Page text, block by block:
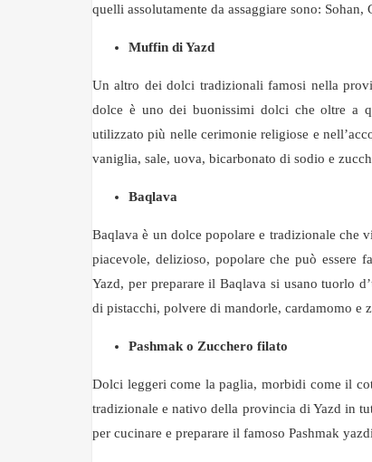
quelli assolutamente da assaggiare sono:
Muffin di Yazd
Un altro dei dolci tradizionali famosi nella
dolce è uno dei buonissimi dolci che oltre a
utilizzato più nelle cerimonie religiose e
vaniglia, sale, uova, bicarbonato di sodio e
Baqlava
Baqlava è un dolce popolare e tradizionale che
piacevole, delizioso, popolare che può essere
Yazd, per preparare il Baqlava si usano tuorlo
di pistacchi, polvere di mandorle, cardamomo e
Pashmak o Zucchero filato
Dolci leggeri come la paglia, morbidi come il
tradizionale e nativo della provincia di Yazd in
per cucinare e preparare il famoso Pashmak